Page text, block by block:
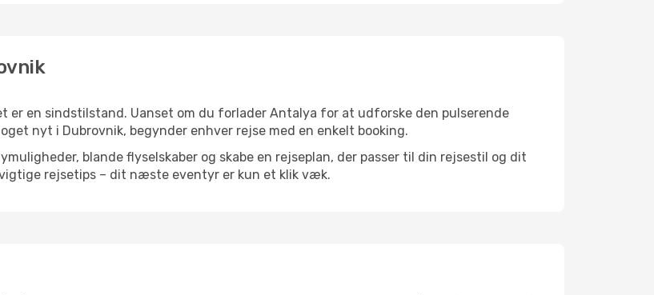
er en sindstilstand. Uanset om du forlader Antalya for at udforske den pulserende
nyt i Dubrovnik, begynder enhver rejse med en enkelt booking.
blande flyselskaber og skabe en rejseplan, der passer til din rejsestil og dit
rejsetips – dit næste eventyr er kun et klik væk.